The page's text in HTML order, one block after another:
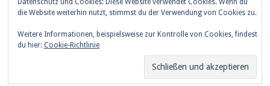
umZEITZUerLEBEN Weihnachten
Weihnachtskalender weiser UHU
ZEITZULEBENÜberlebenswissen
Datenschutz und Cookies: Diese Website verwendet Cookies. Wenn du
die Website weiterhin nutzt, stimmst du der Verwendung von Cookies zu.
Weitere Informationen, beispielsweise zur Kontrolle von Cookies, findest
du hier: Cookie-Richtlinie